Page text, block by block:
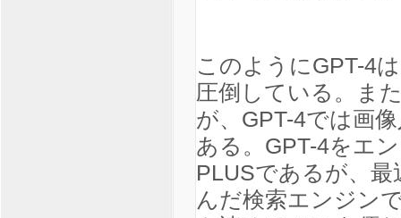
このようにGPT-4
圧倒している。ま
が、GPT-4では画
ある。GPT-4をエ
PLUSであるが、
んだ検索エンジン